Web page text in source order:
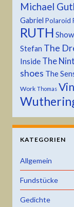
Michael
Gabriel Polaroid
RUTH
Stefan The
Inside The
shoes The
Work Thomas
KATEGORIEN
Allgemein
Fundstücke
Gedichte